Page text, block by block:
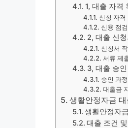
1, 대출 자격
신청 자격
신용 점검
2, 대출 신
신청서
서류 제
3, 대출 승
승인 과
대출금
생활안정자금
생활안정자
대출 조건